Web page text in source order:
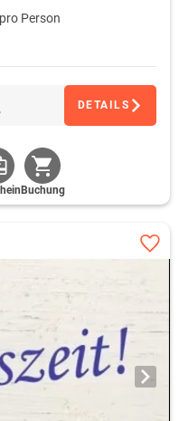
Person
DETAILS
Buchung